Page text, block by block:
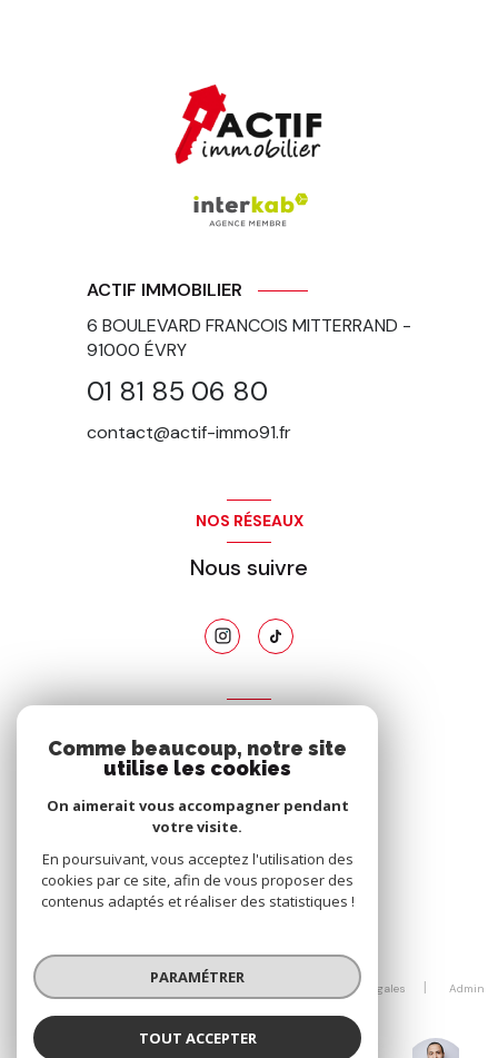
ACTIF IMMOBILIER
6 BOULEVARD FRANCOIS MITTERRAND -
91000 ÉVRY
01 81 85 06 80
contact@actif-immo91.fr
NOS RÉSEAUX
Nous suivre
Nous adhérons
© 2026 | Tous droits réservés
Mentions légales
Admin
Comme beaucoup, notre site
utilise les cookies
On aimerait vous accompagner pendant
votre visite.
En poursuivant, vous acceptez l'utilisation des
cookies par ce site, afin de vous proposer des
contenus adaptés et réaliser des statistiques !
PARAMÉTRER
TOUT ACCEPTER